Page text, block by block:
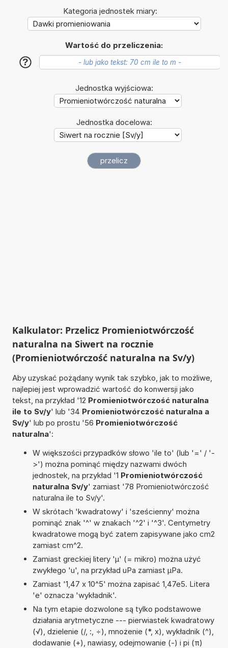
Kategoria jednostek miary:
Wartość do przeliczenia:
?
Jednostka wyjściowa:
Jednostka docelowa:
Kalkulator: Przelicz Promieniotwórczość
naturalna na Siwert na rocznie
(Promieniotwórczość naturalna na Sv/y)
Aby uzyskać pożądany wynik tak szybko, jak to możliwe,
najlepiej jest wprowadzić wartość do konwersji jako
tekst, na przykład '12 Promieniotwórczość naturalna
ile to Sv/y' lub '34 Promieniotwórczość naturalna a
Sv/y' lub po prostu '56 Promieniotwórczość
naturalna':
W większości przypadków słowo 'ile to' (lub '=' / '-
>') można pominąć między nazwami dwóch
jednostek, na przykład '1 Promieniotwórczość
naturalna Sv/y' zamiast '78 Promieniotwórczość
naturalna ile to Sv/y'.
W skrótach 'kwadratowy' i 'sześcienny' można
pominąć znak '^' w znakach '^2' i '^3'. Centymetry
kwadratowe mogą być zatem zapisywane jako cm2
zamiast cm^2.
Zamiast greckiej litery 'µ' (= mikro) można użyć
zwykłego 'u', na przykład uPa zamiast µPa.
Zamiast '1,47 x 10^5' można zapisać 1,47e5. Litera
'e' oznacza 'wykładnik'.
Na tym etapie dozwolone są tylko podstawowe
działania arytmetyczne --- pierwiastek kwadratowy
(√), dzielenie (/, :, ÷), mnożenie (*, x), wykładnik (^),
dodawanie (+), nawiasy, odejmowanie (-) i pi (π)